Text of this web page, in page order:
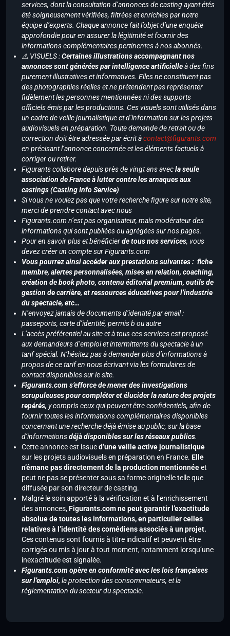
services, dont la consultation d’annonces de casting ayant étés
été soigneusement vérifiées, filtrées et enrichies par notre
équipe d’experts. Chaque annonce fait l’objet d’une enquête
approfondie pour en assurer la légitimité et fournir des
informations complémentaires pertinentes à nos abonnés.
⚠️ VISUELS :Certaines illustrations accompagnant nos
annonces sont générées par intelligence artificielleà des fins
purement illustratives et informatives. Elles ne constituent pas
des photographies réelles et ne prétendent pas représenter
fidèlement les personnes mentionnées ni des supports
officiels émis par les productions. Ces visuels sont utilisés dans
un cadre de veille journalistique et d’information sur les projets
audiovisuels en préparation. Toute demande de retrait ou de
correction doit être adressée par écrit àcontact@figurants.com
en précisant l’annonce concernée et les éléments factuels à
corriger ou retirer.
Figurants collabore depuis près de vingt ans avecla seule
association de France à lutter contre les arnaques aux
castings (Casting Info Service)
Si vous ne voulez pas que votre recherche figure sur notre site,
merci de prendre contact avec nous
Figurants.com n’est pas organisateur, mais modérateur des
informations qui sont publiées ou agrégées sur nos pages.
Pour en savoir plus et bénéficierde tous nos services, vous
devez créer un compte sur Figurants.com
Vous pourrez ainsi accéder aux prestations suivantes : fiche
membre, alertes personnalisées, mises en relation, coaching,
création de book photo, contenu éditorial premium, outils de
gestion de carrière, et ressources éducatives pour l’industrie
du spectacle, etc…
N’envoyez jamais de documents d’identité par email :
passeports, carte d’identité, permis b ou autre
L’accès préférentiel au site et à tous ces services est proposé
aux demandeurs d’emploi et intermittents du spectacle à un
tarif spécial. N’hésitez pas à demander plus d’informations à
propos de ce tarif en nous écrivant via les formulaires de
contact disponibles sur le site.
Figurants.com s’efforce de mener des investigations
scrupuleuses pour compléter et élucider la nature des projets
repérés, y compris ceux qui peuvent être confidentiels, afin de
fournir toutes les informations complémentaires disponibles
concernant une recherche déjà émise au public, sur la base
d’informationsdéjà disponibles sur les réseaux publics.
Cette annonce est issued’une veille active journalistique
sur les projets audiovisuels en préparation en France. Elle
n’émane pas directement de la production mentionnéeet
peut ne pas se présenter sous sa forme originelle telle que
diffusée par son directeur de casting.
Malgré le soin apporté à la vérification et à l’enrichissement
des annonces,Figurants.com ne peut garantir l’exactitude
absolue de toutes les informations, en particulier celles
relatives à l’identité des comédiens associés à un projet.
Ces contenus sont fournis à titre indicatif et peuvent être
corrigés ou mis à jour à tout moment, notamment lorsqu’une
inexactitude est signalée.
Figurants.com opère en conformité avec les lois françaises
sur l’emploi, la protection des consommateurs, et la
réglementation du secteur du spectacle.